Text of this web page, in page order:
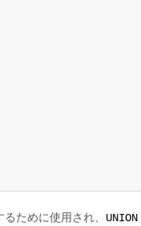
ために使用され、 UNION